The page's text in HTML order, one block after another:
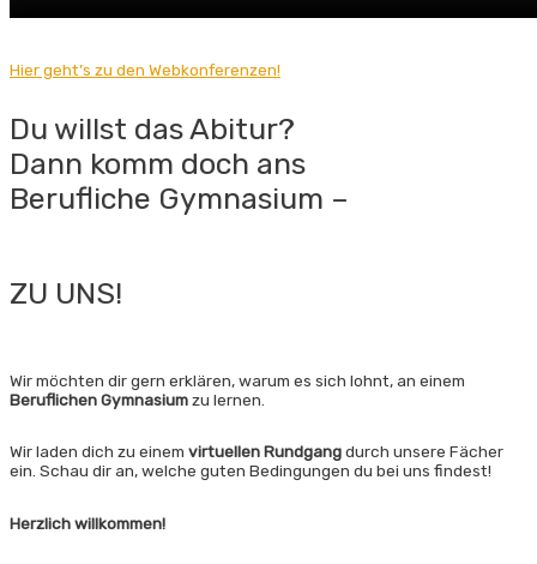
Hier geht’s zu den Web­konferenzen!
Du willst das Abitur?
Dann komm doch ans
Berufliche Gymnasium –
ZU UNS!
Wir möchten dir gern erklären, warum es sich lohnt, an einem
Beruflichen Gymnasiumzu lernen.
Wir laden dich zu einem virtuellen Rundgangdurch unsere Fächer
ein. Schau dir an, welche guten Bedingungen du bei uns findest!
Herzlich willkommen!